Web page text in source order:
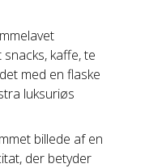
kaffe, te
med en flaske
luksuriøs
billede af en
der betyder